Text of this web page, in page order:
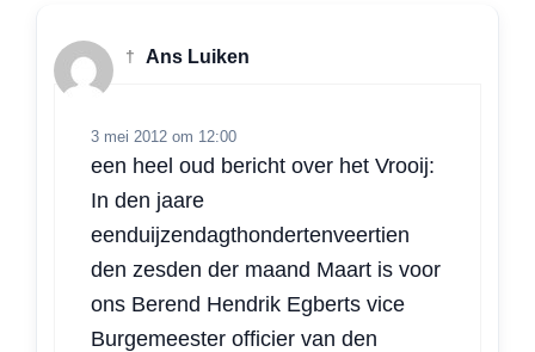
A
p
p
o
k
r
† Ans Luiken
3 mei 2012 om 12:00
een heel oud bericht over het Vrooij:
In den jaare
eenduijzendagthondertenveertien
den zesden der maand Maart is voor
ons Berend Hendrik Egberts vice
Burgemeester officier van den